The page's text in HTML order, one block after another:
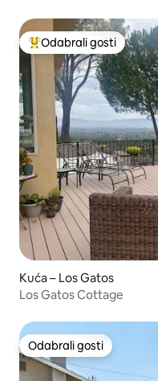
Među najviše
Odabrali gosti
Kuća – Los Gatos
Los Gatos Cottage
Odabrali gosti
Odabrali gosti